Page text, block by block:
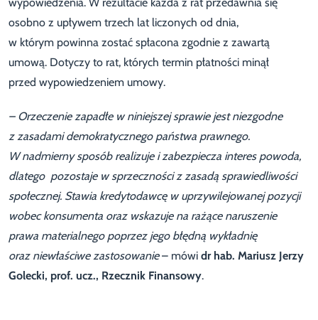
wypowiedzenia. W rezultacie każda z rat przedawnia się
osobno z upływem trzech lat liczonych od dnia,
w którym powinna zostać spłacona zgodnie z zawartą
umową. Dotyczy to rat, których termin płatności minął
przed wypowiedzeniem umowy.
– Orzeczenie zapadłe w niniejszej sprawie jest niezgodne
z zasadami demokratycznego państwa prawnego.
W nadmierny sposób realizuje i zabezpiecza interes powoda,
dlatego pozostaje w sprzeczności z zasadą sprawiedliwości
społecznej. Stawia kredytodawcę w uprzywilejowanej pozycji
wobec konsumenta oraz wskazuje na rażące naruszenie
prawa materialnego poprzez jego błędną wykładnię
oraz niewłaściwe zastosowanie– mówi dr hab. Mariusz Jerzy
Golecki, prof. ucz., Rzecznik Finansowy.